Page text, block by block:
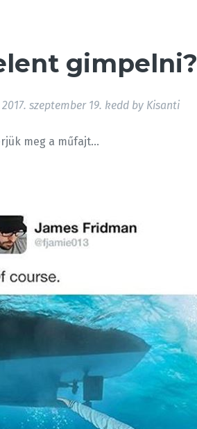
gimpelni?
2017. szeptember 19. kedd by Kisanti
meg a műfajt…